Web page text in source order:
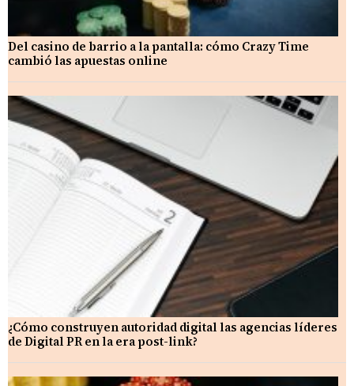
Del casino de barrio a la pantalla: cómo Crazy Time
cambió las apuestas online
¿Cómo construyen autoridad digital las agencias líderes
de Digital PR en la era post-link?